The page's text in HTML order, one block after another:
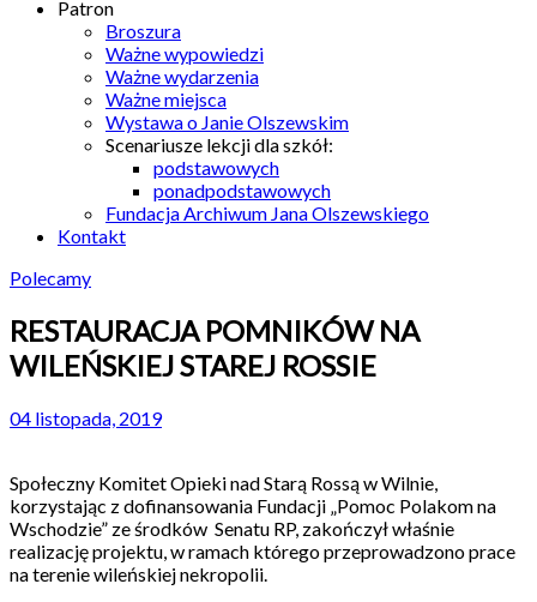
Patron
Broszura
Ważne wypowiedzi
Ważne wydarzenia
Ważne miejsca
Wystawa o Janie Olszewskim
Scenariusze lekcji dla szkół:
podstawowych
ponadpodstawowych
Fundacja Archiwum Jana Olszewskiego
Kontakt
Polecamy
RESTAURACJA POMNIKÓW NA
WILEŃSKIEJ STAREJ ROSSIE
04 listopada, 2019
Społeczny Komitet Opieki nad Starą Rossą w Wilnie,
korzystając z dofinansowania Fundacji „Pomoc Polakom na
Wschodzie” ze środków Senatu RP, zakończył właśnie
realizację projektu, w ramach którego przeprowadzono prace
na terenie wileńskiej nekropolii.